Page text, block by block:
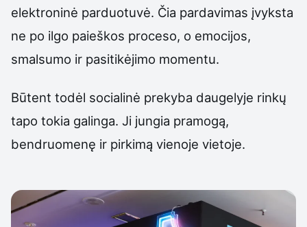
elektroninė parduotuvė. Čia pardavimas įvyksta
ne po ilgo paieškos proceso, o emocijos,
smalsumo ir pasitikėjimo momentu.
Būtent todėl socialinė prekyba daugelyje rinkų
tapo tokia galinga. Ji jungia pramogą,
bendruomenę ir pirkimą vienoje vietoje.